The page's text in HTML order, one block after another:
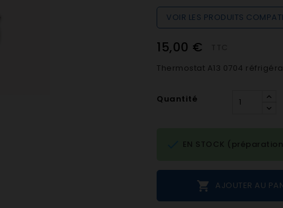
VOIR LES PRODUITS
15,00 €
Thermostat A13 0704
Quantité
 AJOUTER AU
EN STOCK